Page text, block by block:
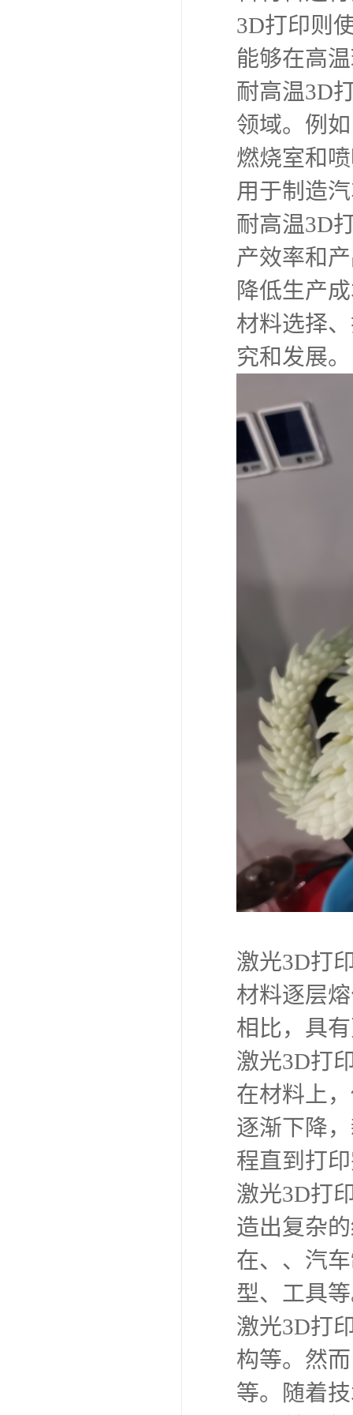
3D打印则
能够在高
耐高温3D
领域。例
燃烧室和
用于制造
耐高温3D
产效率和
降低生产
材料选择
究和发展。
激光3D打
材料逐层
相比，具
激光3D打
在材料上
逐渐下降
程直到打
激光3D打
造出复杂
在、、汽
型、工具
激光3D打
构等。然
等。随着